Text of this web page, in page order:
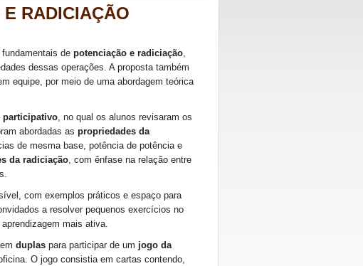
RADICIAÇÃO
de potenciação e radiciação,
dessas operações. A proposta também
equipe, por meio de uma abordagem teórica
participativo, no qual os alunos revisaram os
abordadas as propriedades da
de mesma base, potência de potência e
da radiciação, com ênfase na relação entre
com exemplos práticos e espaço para
a resolver pequenos exercícios no
mais ativa.
duplas para participar de um jogo da
O jogo consistia em cartas contendo,